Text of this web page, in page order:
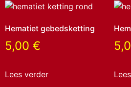
Hematiet gebedsketting
5,00 €
Lees verder